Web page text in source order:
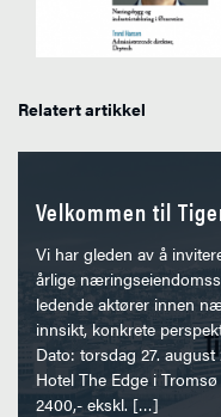
Relatert artikkel
Velkommen til
Vi har gleden av å
årlige
ledende aktører innen
innsikt, konkrete
Dato: torsdag 27.
Hotel The Edge i
2400,- ekskl. […]